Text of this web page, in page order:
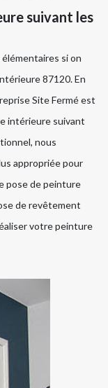
suivant les
si on
87120. En
Site Fermé est
intérieure suivant
nous
appropriée pour
pose de peinture
de revêtement
votre peinture